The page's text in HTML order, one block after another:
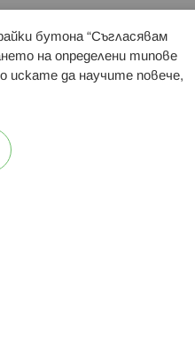
бутона “Съгласявам
на определени типове
искате да научите повече,